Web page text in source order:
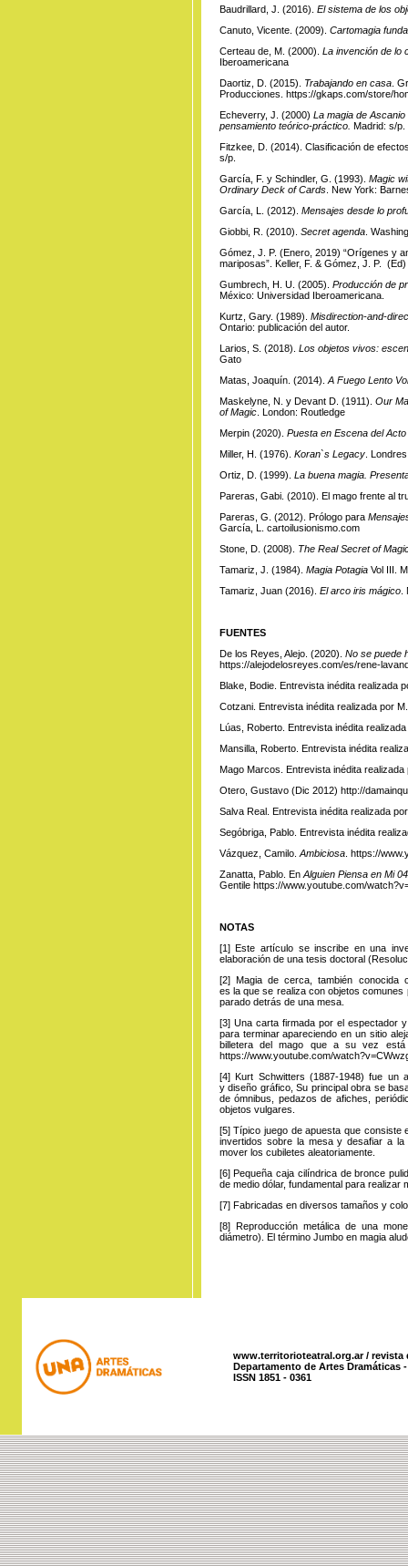
Baudrillard, J. (2016). El sistema de los
Canuto, Vicente. (2009). Cartomagia
Certeau de, M. (2000). La invención de lo
Iberoamericana
Daortiz, D. (2015).
Trabajando en casa.
Producciones. https://gkaps.com/store/
Echeverry, J. (2000) La magia de
pensamiento teórico-práctico. Madrid: s/p.
Fitzkee, D. (2014). Clasificación de
s/p.
García, F. y Schindler, G. (1993). Magic
Ordinary Deck of Cards. New York:
García, L. (2012). Mensajes desde lo
Giobbi, R. (2010). Secret agenda.
Gómez, J. P. (Enero, 2019) “Orígenes y
mariposas”. Keller, F. & Gómez, J. P. (Ed)
Gumbrech, H. U. (2005). Producción de
México: Universidad Iberoamericana.
Kurtz, Gary. (1989). Misdirection-and-
Ontario: publicación del autor.
Larios, S. (2018). Los objetos vivos:
Gato
Matas, Joaquín. (2014). A Fuego Lento
Maskelyne, N. y Devant D. (1911). Our
of Magic. London: Routledge
Merpin (2020). Puesta en Escena del
Miller, H. (1976). Koran`s Legacy.
Ortiz, D. (1999). La buena magia.
Pareras, Gabi. (2010). El mago frente al
Pareras, G. (2012). Prólogo para
García, L. cartoilusionismo.com
Stone, D. (2008).
The Real Secret of
Tamariz, J. (1984). Magia PotagiaVol III.
Tamariz, Juan (2016). El arco iris mágico.
FUENTES
De los Reyes, Alejo. (2020). No se puede
https://alejodelosreyes.com/es/rene-
Blake, Bodie. Entrevista inédita realizada
Cotzani. Entrevista inédita realizada por
Lúas, Roberto. Entrevista inédita
Mansilla, Roberto. Entrevista inédita
Mago Marcos. Entrevista inédita realizada
Otero, Gustavo (Dic 2012) http://
Salva Real. Entrevista inédita realizada
Segóbriga, Pablo. Entrevista inédita
Vázquez, Camilo. Ambiciosa. https://
Zanatta, Pablo. En Alguien Piensa en Mi 04
Gentile https://www.youtube.com/
NOTAS
[1]Este artículo se inscribe en una
elaboración de una tesis doctoral
[2] Magiade cerca , también
es la que se realiza con objetos
parado detrás de una mesa.
[3]Una carta firmadapor el espectador y
para terminar apareciendo en un sitio
billetera del mago que a su vez
https://www.youtube.com/
[4]Kurt Schwitters (1887-1948) fue un
ydiseño gráfico, Su principal obra se
de ómnibus, pedazos de afiches,
objetos vulgares.
[5]Típicojuego deapuesta que consiste
invertidos sobre la mesa y desafiar a
mover los cubiletes aleatoriamente.
[6]Pequeñacaja cilíndrica de bronce
de medio dólar, fundamental para realizar
[7]Fabricadas en diversos tamaños y
[8]Reproducciónmetálica de una
diámetro). El término Jumbo en magia
www.territorioteatral.org.ar /
Departamento de Artes Dramáticas
ISSN 1851 - 0361